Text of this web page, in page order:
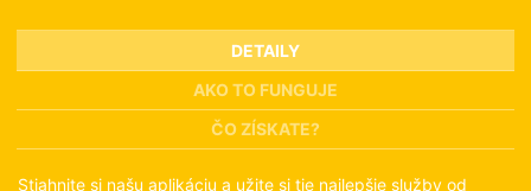
DETAILY
AKO TO FUNGUJE
ČO ZÍSKATE?
Stiahnite si našu aplikáciu a užite si tie najlepšie služby od